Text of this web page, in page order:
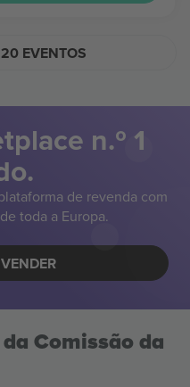
EVENTOS
n.º 1
de revenda com
toda a Europa.
Comissão da